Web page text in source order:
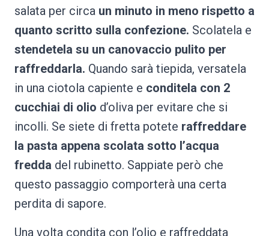
salata per circa un minuto in meno rispetto a
quanto scritto sulla confezione. Scolatela e
stendetela su un canovaccio pulito per
raffreddarla. Quando sarà tiepida, versatela
in una ciotola capiente e conditela con 2
cucchiai di olio d’oliva per evitare che si
incolli. Se siete di fretta potete raffreddare
la pasta appena scolata sotto l’acqua
fredda del rubinetto. Sappiate però che
questo passaggio comporterà una certa
perdita di sapore.
Una volta condita con l’olio e raffreddata